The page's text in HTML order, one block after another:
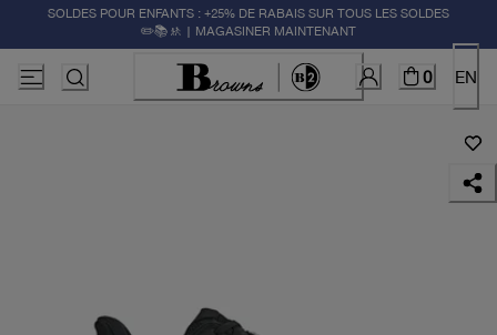
SOLDES POUR ENFANTS : +25% DE RABAIS SUR TOUS LES SOLDES
✏️📚🚸 | MAGASINER MAINTENANT
0 EN